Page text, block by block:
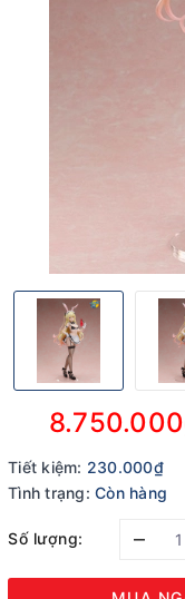
Tiết kiệm: 230.000₫
Tình trạng: Còn hàng
Số lượng: –